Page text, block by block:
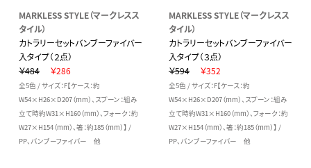
MARKLESS STYLE（マークレスス
タイル）
カトラリーセットバンブーファイバー
入タイプ（２点）
￥484
￥286
全5色 / サイズ：F【ケース：約
W54×H26×D207（mm）、スプーン：組み
立て時約W31×H160（mm）、フォーク：約
W27×H154（mm）、箸：約185（mm）】 /
PP、バンブーファイバー 他
MARKLESS STYLE（マークレスス
タイル）
カトラリーセットバンブーファイバー
入タイプ（３点）
￥594
￥352
全5色 / サイズ：F【ケース：約
W54×H26×D207（mm）、スプーン：組み
立て時約W31×H160（mm）、フォーク：約
W27×H154（mm）、箸：約185（mm）】 /
PP、バンブーファイバー 他